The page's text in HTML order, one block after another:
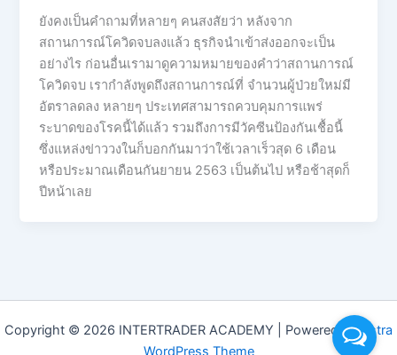
ยังคงเป็นคำถามที่หลายๆ คนสงสัยว่า หลังจาก
สถานการณ์โควิดจบลงแล้ว ธุรกิจนำเข้าส่งออกจะเป็น
อย่างไร ก่อนอื่นเรามาดูความหมายของคำว่าสถานการณ์
โควิดจบ เรากำลังพูดถึงสถานการณ์ที่ จำนวนผู้ป่วยใหม่มี
อัตราลดลง หลายๆ ประเทศสามารถควบคุมการแพร่
ระบาดของโรคนี้ได้แล้ว รวมถึงการมีวัคซีนป้องกันเชื้อนี้
ซึ่งแหล่งข่าววงในก็บอกกันมาว่าใช้เวลาเร็วสุด 6 เดือน
หรือประมาณเดือนกันยายน 2563 เป็นต้นไป หรือช้าสุดก็
ปีหน้าเลย
Copyright © 2026 INTERTRADER ACADEMY | Powered byAstra
WordPress Theme